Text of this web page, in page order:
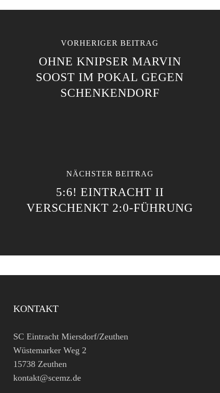
VORHERIGER BEITRAG
OHNE KNIPSER MARVIN
SOOST IM POKAL GEGEN
SCHENKENDORF
NÄCHSTER BEITRAG
5:6! EINTRACHT II
VERSCHENKT 2:0-FÜHRUNG
KONTAKT
SC Eintracht Miersdorf/Zeuthen
Wüstemarker Weg 2
15738 Zeuthen
kontakt@scemz.de